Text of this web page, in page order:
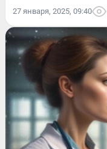
27 января, 2025, 09:40